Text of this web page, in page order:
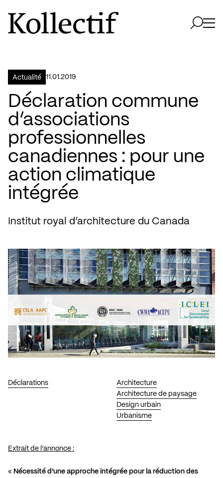
Aller à la page d'accueil
Logo Kollectif
Actualité 11.01.2019
Déclaration commune
d’associations
professionnelles
canadiennes : pour une
action climatique
intégrée
Institut royal d’architecture du Canada
Déclarations
Architecture
Architecture de paysage
Design urbain
Urbanisme
Extrait de l’annonce :
« Nécessité d’une approche intégrée pour la réduction des